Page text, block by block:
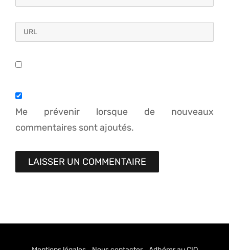
Me prévenir lorsque de nouveaux
commentaires sont ajoutés.